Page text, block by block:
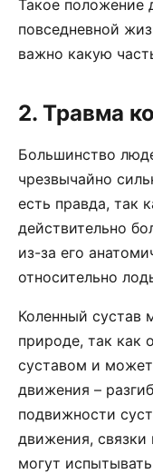
Такое положение
повседневной
важно какую
2. Травма
Большинство
чрезвычайно
есть правда, так
действительно
из-за его
относительно
Коленный сустав
природе, так как
суставом и
движения –
подвижности
движения,
могут